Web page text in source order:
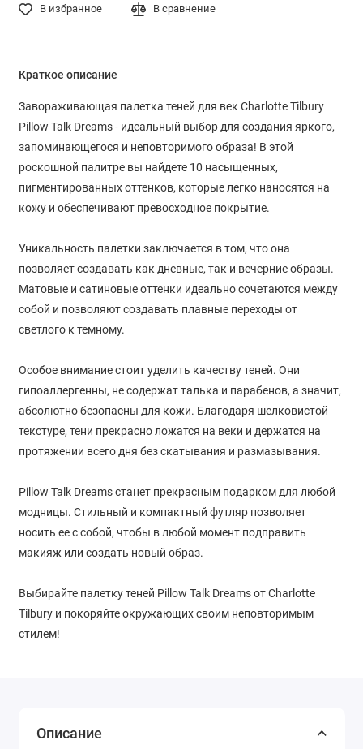
В избранное В сравнение
Краткое описание
Завораживающая палетка теней для век Charlotte Tilbury
Pillow Talk Dreams - идеальный выбор для создания яркого,
запоминающегося и неповторимого образа! В этой
роскошной палитре вы найдете 10 насыщенных,
пигментированных оттенков, которые легко наносятся на
кожу и обеспечивают превосходное покрытие.
Уникальность палетки заключается в том, что она
позволяет создавать как дневные, так и вечерние образы.
Матовые и сатиновые оттенки идеально сочетаются между
собой и позволяют создавать плавные переходы от
светлого к темному.
Особое внимание стоит уделить качеству теней. Они
гипоаллергенны, не содержат талька и парабенов, а значит,
абсолютно безопасны для кожи. Благодаря шелковистой
текстуре, тени прекрасно ложатся на веки и держатся на
протяжении всего дня без скатывания и размазывания.
Pillow Talk Dreams станет прекрасным подарком для любой
модницы. Стильный и компактный футляр позволяет
носить ее с собой, чтобы в любой момент подправить
макияж или создать новый образ.
Выбирайте палетку теней Pillow Talk Dreams от Charlotte
Tilbury и покоряйте окружающих своим неповторимым
стилем!
Описание